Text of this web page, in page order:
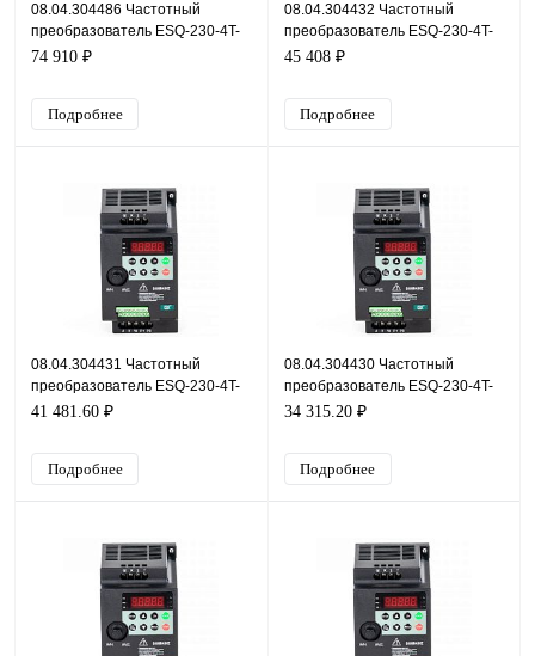
08.04.304486 Частотный
преобразователь ESQ-230-4T-
30K, 380В, 30кВт, 65А
74 910 ₽
Подробнее
08.04.304432 Частотный
преобразователь ESQ-230-4T-
22K, 380В, 22кВт, 45А
45 408 ₽
Подробнее
08.04.304431 Частотный
преобразователь ESQ-230-4T-
18.5K, 380В, 18,5кВт, 37А
41 481.60 ₽
Подробнее
08.04.304430 Частотный
преобразователь ESQ-230-4T-
15K, 380В, 15кВт, 32А
34 315.20 ₽
Подробнее